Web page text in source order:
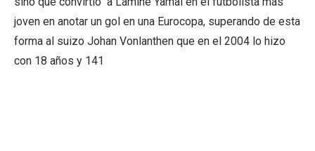
joven en anotar un gol en una Eurocopa, superando de esta
forma al suizo Johan Vonlanthen que en el 2004 lo hizo
con 18 años y 141